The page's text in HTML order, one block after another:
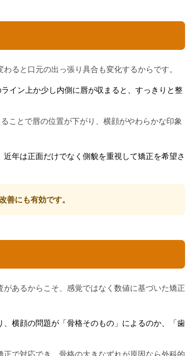
ると口元の出っ張り具合も変化するからです。
イン上か少し内側に唇が収まると、すっきりと整
ことで唇の位置が下がり、横顔がやわらかな印象
年は正面だけでなく側貌を重視して矯正を希望さ
善にも有効です。
あるからこそ、感覚ではなく数値に基づいた矯正
横顔の問題が「骨格そのもの」によるのか、「歯
で対応でき、骨格の大きなずれが原因なら外科的